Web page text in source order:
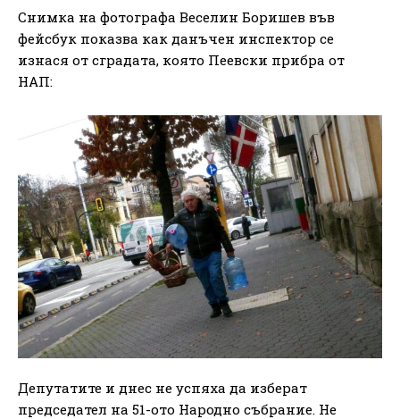
Снимка на фотографа Веселин Боришев във
фейсбук показва как данъчен инспектор се
изнася от сградата, която Пеевски прибра от
НАП:
Депутатите и днес не успяха да изберат
председател на 51-ото Народно събрание. Не